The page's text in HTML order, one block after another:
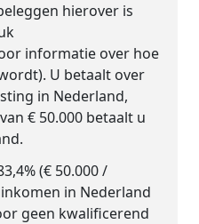
hierover is
informatie over hoe
U betaalt over
in Nederland,
€ 50.000 betaalt u
(€ 50.000 /
in Nederland
geen kwalificerend